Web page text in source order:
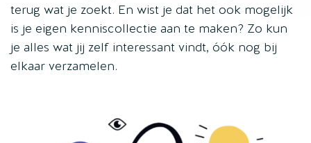
terug wat je zoekt. En wist je dat het ook mogelijk
is je eigen kenniscollectie aan te maken? Zo kun
je alles wat jij zelf interessant vindt, óók nog bij
elkaar verzamelen.